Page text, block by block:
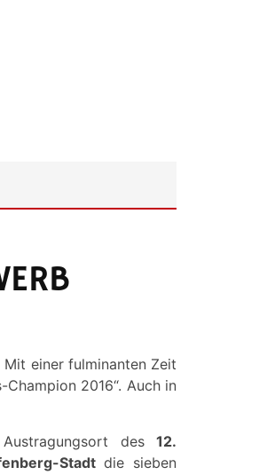
einer fulminanten Zeit
2016“. Auch in
des 12.
Stadtdie sieben